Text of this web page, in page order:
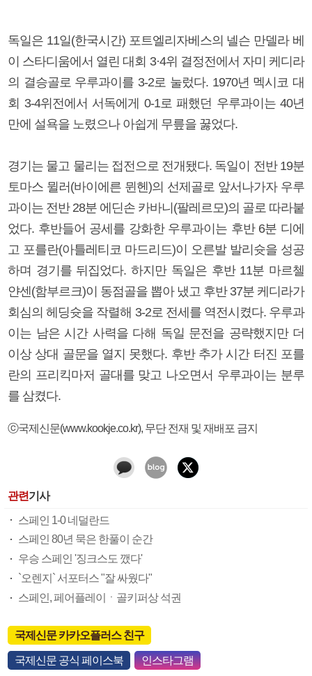
독일은 11일(한국시간) 포트엘리자베스의 넬슨 만델라 베
이 스타디움에서 열린 대회 3·4위 결정전에서 자미 케디라
의 결승골로 우루과이를 3-2로 눌렀다. 1970년 멕시코 대
회 3-4위전에서 서독에게 0-1로 패했던 우루과이는 40년
만에 설욕을 노렸으나 아쉽게 무릎을 꿇었다.
경기는 물고 물리는 접전으로 전개됐다. 독일이 전반 19분
토마스 뮐러(바이에른 뮌헨)의 선제골로 앞서나가자 우루
과이는 전반 28분 에딘손 카바니(팔레르모)의 골로 따라붙
었다. 후반들어 공세를 강화한 우루과이는 후반 6분 디에
고 포를란(아틀레티코 마드리드)이 오른발 발리슛을 성공
하며 경기를 뒤집었다. 하지만 독일은 후반 11분 마르첼
얀센(함부르크)이 동점골을 뽑아 냈고 후반 37분 케디라가
회심의 헤딩슛을 작렬해 3-2로 전세를 역전시켰다. 우루과
이는 남은 시간 사력을 다해 독일 문전을 공략했지만 더
이상 상대 골문을 열지 못했다. 후반 추가 시간 터진 포를
란의 프리킥마저 골대를 맞고 나오면서 우루과이는 분루
를 삼켰다.
ⓒ국제신문(www.kookje.co.kr), 무단 전재 및 재배포 금지
관련기사
스페인 1-0 네덜란드
스페인 80년 묵은 한풀이 순간
우승 스페인 '징크스도 깼다'
`오렌지` 서포터스 "잘 싸웠다"
스페인, 페어플레이ㆍ골키퍼상 석권
국제신문 카카오플러스 친구
국제신문 공식 페이스북 인스타그램